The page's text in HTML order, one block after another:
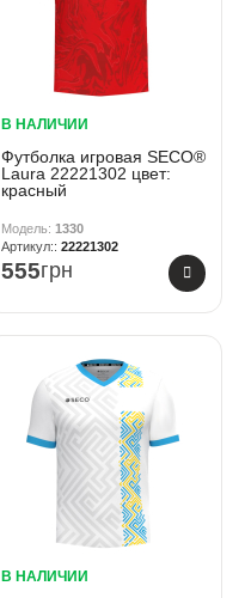
В НАЛИЧИИ
Футболка игровая SECO®
Laura 22221302 цвет:
красный
1330
22221302
555грн
В НАЛИЧИИ